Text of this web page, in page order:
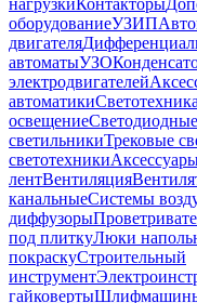
нагрузкиКонтакторы
оборудованиеУЗИП
двигателя
автоматыУЗО
электродвигателей
автоматикиСветотехника
освещение
светильникиТрековые
светотехники
лентВентиляция
канальныеСистемы
диффузоры
под плиткуЛюки
покраскуСтроительный
инструмент
гайковерты